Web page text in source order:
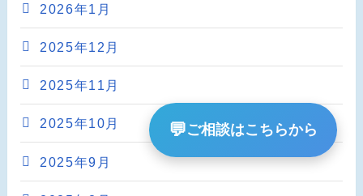
2026年1月
2025年12月
2025年11月
2025年10月
2025年9月
💬ご相談はこちらから